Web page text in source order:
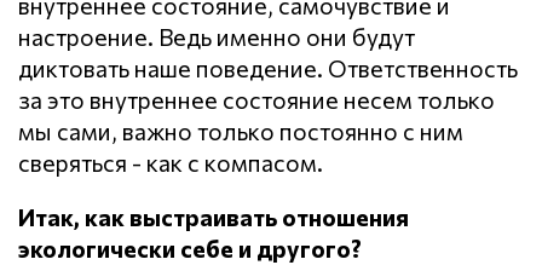
настроение. Ведь именно они будут
диктовать наше поведение. Ответственность
за это внутреннее состояние несем только
мы сами, важно только постоянно с ним
сверяться - как с компасом.
Итак, как выстраивать отношения
экологически себе и другого?